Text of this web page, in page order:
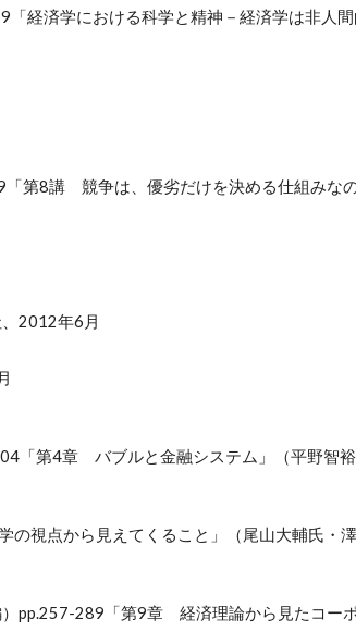
経済学における科学と精神－経済学は非人
「第8講 競争は、優劣だけを決める仕組みな
2012年6月
「第4章 バブルと金融システム」（平野智裕
の視点から見えてくること」（尾山大輔氏
）pp.257-289「第9章 経済理論から見たコー